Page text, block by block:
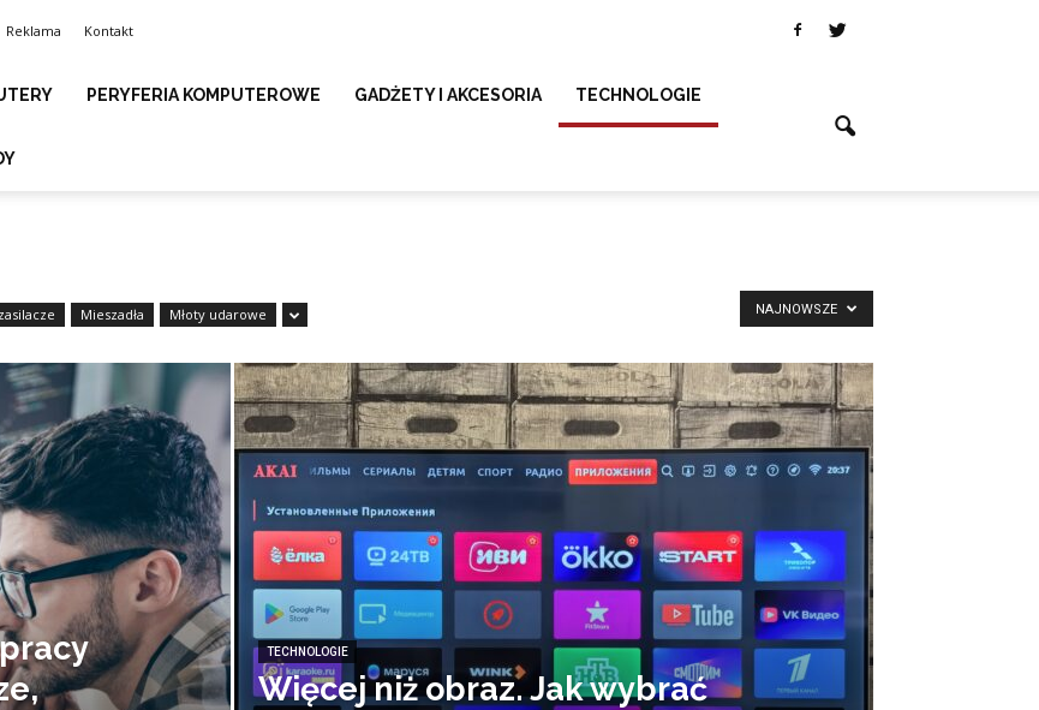
Reklama Kontakt
PERYFERIA KOMPUTEROWE GADŻETY I AKCESORIA TECHNOLOGIE
Mieszadła Młoty udarowe NAJNOWSZE
TECHNOLOGIE
Więcej niż obraz. Jak wybrać